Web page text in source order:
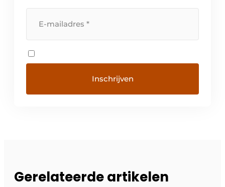
Gerelateerde artikelen